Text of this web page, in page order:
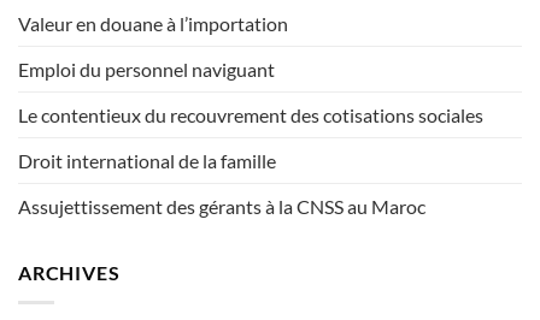
Valeur en douane à l’importation
Emploi du personnel naviguant
Le contentieux du recouvrement des cotisations sociales
Droit international de la famille
Assujettissement des gérants à la CNSS au Maroc
ARCHIVES